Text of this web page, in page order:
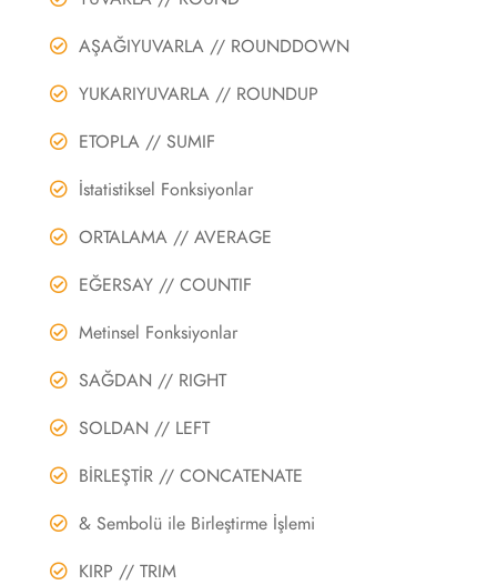
AŞAĞIYUVARLA // ROUNDDOWN
YUKARIYUVARLA // ROUNDUP
ETOPLA // SUMIF
İstatistiksel Fonksiyonlar
ORTALAMA // AVERAGE
EĞERSAY // COUNTIF
Metinsel Fonksiyonlar
SAĞDAN // RIGHT
SOLDAN // LEFT
BİRLEŞTİR // CONCATENATE
& Sembolü ile Birleştirme İşlemi
KIRP // TRIM